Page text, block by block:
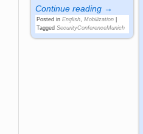
Continue reading →
Posted in English,Mobilization
Tagged SecurityConferenceMunich